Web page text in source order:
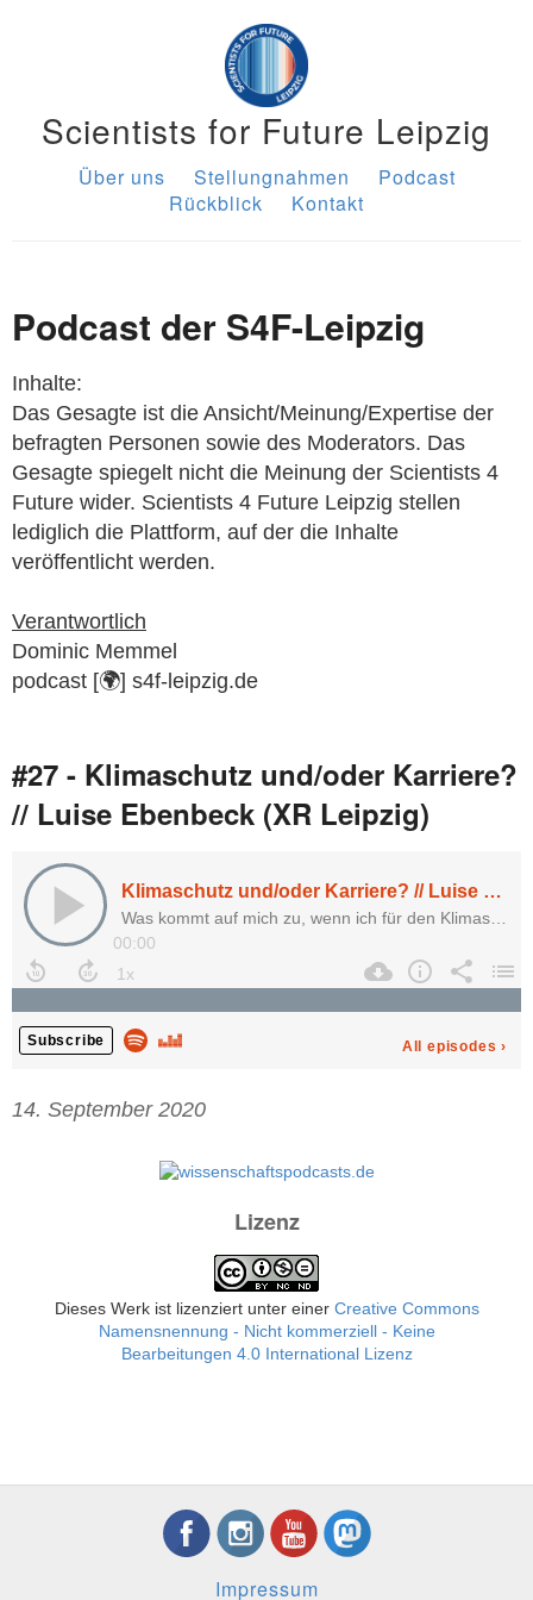
Scientists for Future Leipzig
Über uns Stellungnahmen
Podcast
Rückblick
Kontakt
Podcast der S4F-Leipzig
Inhalte:
Das Gesagte ist die Ansicht/Meinung/Expertise der
befragten Personen sowie des Moderators. Das
Gesagte spiegelt nicht die Meinung der Scientists 4
Future wider. Scientists 4 Future Leipzig stellen
lediglich die Plattform, auf der die Inhalte
veröffentlicht werden.
Verantwortlich
Dominic Memmel
podcast [🌍] s4f-leipzig.de
#27 - Klimaschutz und/oder Karriere?
// Luise Ebenbeck (XR Leipzig)
14. September 2020
Lizenz
Dieses Werk ist lizenziert unter einer Creative Commons
Namensnennung - Nicht kommerziell - Keine
Bearbeitungen 4.0 International Lizenz
Impressum